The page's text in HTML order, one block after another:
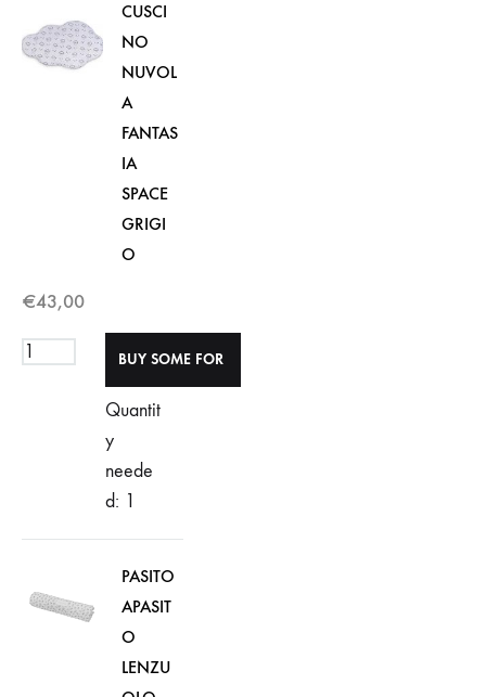
CUSCI
NO
NUVOL
A
FANTAS
IA
SPACE
GRIGI
O
€43,00
Quantit
y
neede
d: 1
PASITO
APASIT
O
LENZU